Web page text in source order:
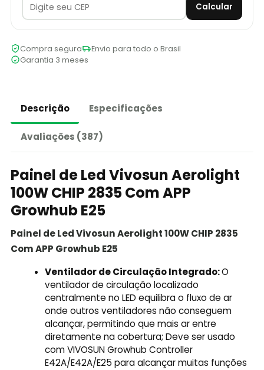
Calcular
Compra segura
Envio para todo o Brasil
Garantia 3 meses
Descrição Especificações
Avaliações (387)
Painel de Led Vivosun Aerolight
100W CHIP 2835 Com APP
Growhub E25
Painel de Led Vivosun Aerolight 100W CHIP 2835
Com APP Growhub E25
Ventilador de Circulação Integrado:O
ventilador de circulação localizado
centralmente no LED equilibra o fluxo de ar
onde outros ventiladores não conseguem
alcançar, permitindo que mais ar entre
diretamente na cobertura; Deve ser usado
com VIVOSUN Growhub Controller
E42A/E42A/E25 para alcançar muitas funções